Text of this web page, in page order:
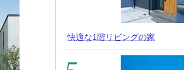
快適な1階リビングの家